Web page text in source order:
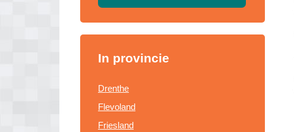
In provincie
Drenthe
Flevoland
Friesland